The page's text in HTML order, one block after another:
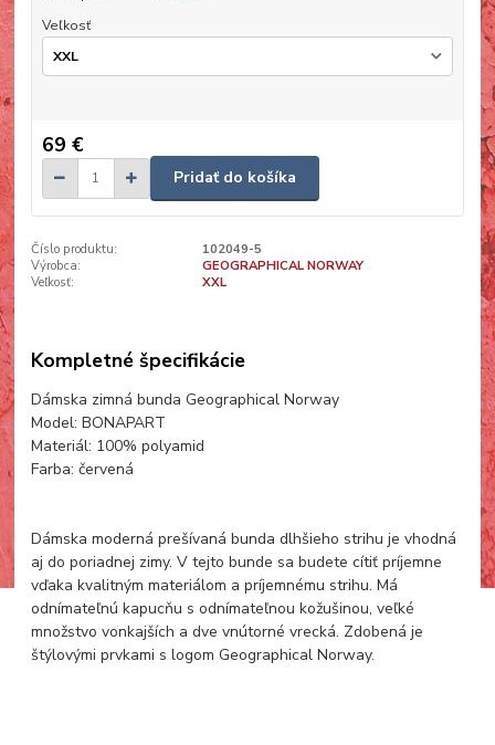
Veľkosť
69 €
Pridať do košíka
Číslo produktu:
102049-5
Výrobca:
GEOGRAPHICAL NORWAY
Veľkosť:
XXL
Kompletné špecifikácie
Dámska zimná bunda Geographical Norway
Model: BONAPART
Materiál: 100% polyamid
Farba: červená
Dámska moderná prešívaná bunda dlhšieho strihu je vhodná
aj do poriadnej zimy. V tejto bunde sa budete cítiť príjemne
vďaka kvalitným materiálom a príjemnému strihu. Má
odnímateľnú kapucňu s odnímateľnou kožušinou, veľké
množstvo vonkajších a dve vnútorné vrecká. Zdobená je
štýlovými prvkami s logom Geographical Norway.